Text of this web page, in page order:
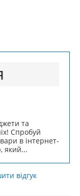
та
Спробуй
в інтернет-
який...
відгук